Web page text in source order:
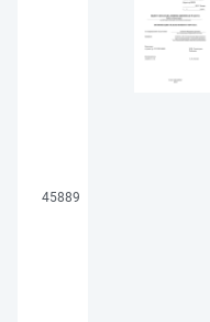
45889